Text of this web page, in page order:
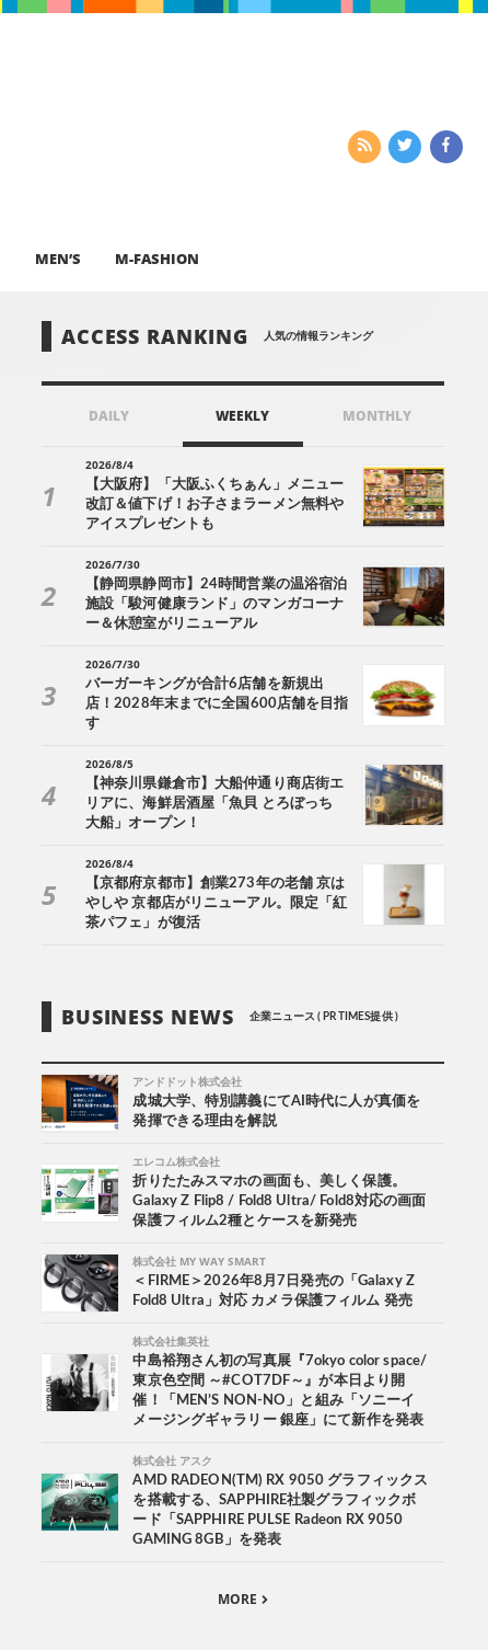
MEN’S M-FASHION
ACCESS RANKING 人気の情報ランキング
DAILY WEEKLY MONTHLY
2026/8/4
【大阪府】「大阪ふくちぁん」メニュー
改訂＆値下げ！お子さまラーメン無料や
アイスプレゼントも
2026/7/30
【静岡県静岡市】24時間営業の温浴宿泊
施設「駿河健康ランド」のマンガコーナ
ー＆休憩室がリニューアル
2026/7/30
バーガーキングが合計6店舗を新規出
店！2028年末までに全国600店舗を目指
す
2026/8/5
【神奈川県鎌倉市】大船仲通り商店街エ
リアに、海鮮居酒屋「魚貝 とろぼっち
大船」オープン！
2026/8/4
【京都府京都市】創業273年の老舗 京は
やしや 京都店がリニューアル。限定「紅
茶パフェ」が復活
BUSINESS NEWS 企業ニュース ( PR TIMES提供 )
アンドドット株式会社
成城大学、特別講義にてAI時代に人が真価を
発揮できる理由を解説
エレコム株式会社
折りたたみスマホの画面も、美しく保護。
Galaxy Z Flip8 / Fold8 Ultra/ Fold8対応の画面
保護フィルム2種とケースを新発売
株式会社 MY WAY SMART
＜FIRME＞2026年8月7日発売の「Galaxy Z
Fold8 Ultra」対応 カメラ保護フィルム 発売
株式会社集英社
中島裕翔さん初の写真展『7okyo color space/
東京色空間 ～#COT7DF～』が本日より開
催！「MEN’S NON-NO」と組み「ソニーイ
メージングギャラリー 銀座」にて新作を発表
株式会社 アスク
AMD RADEON(TM) RX 9050 グラフィックス
を搭載する、SAPPHIRE社製グラフィックボ
ード「SAPPHIRE PULSE Radeon RX 9050
GAMING 8GB」を発表
MORE